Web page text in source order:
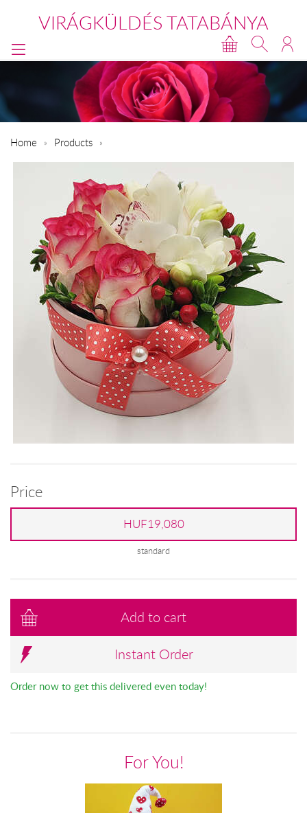
VIRÁGKÜLDÉS TATABÁNYA
Home Products
Price
HUF19,080
standard
Add to cart
Instant Order
Order now to get this delivered even today!
For You!